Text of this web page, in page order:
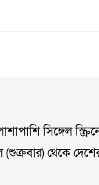
সিঙ্গেল
(শুক্রবার) থেকে